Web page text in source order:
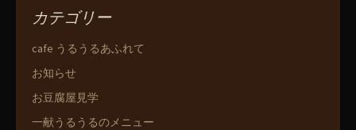
カテゴリー
cafe うるうるあふれて
お知らせ
お豆腐屋見学
一献うるうるのメニュー